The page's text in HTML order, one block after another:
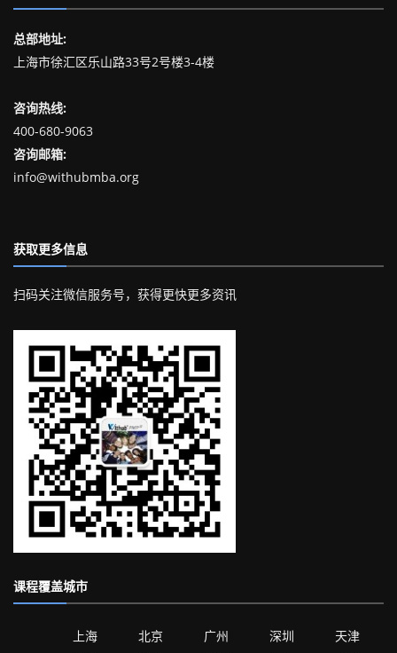
总部地址:
上海市徐汇区乐山路33号2号楼3-4楼
咨询热线:
400-680-9063
咨询邮箱:
info@withubmba.org
获取更多信息
扫码关注微信服务号，获得更快更多资讯
课程覆盖城市
上海 北京 广州 深圳
天津